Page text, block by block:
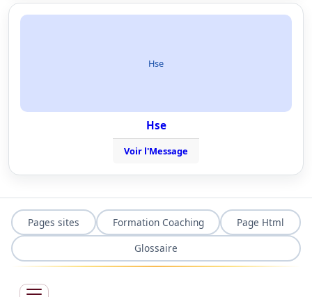
Hse
Hse
Voir l'Message
Pages sites Formation Coaching
Page Html
Glossaire